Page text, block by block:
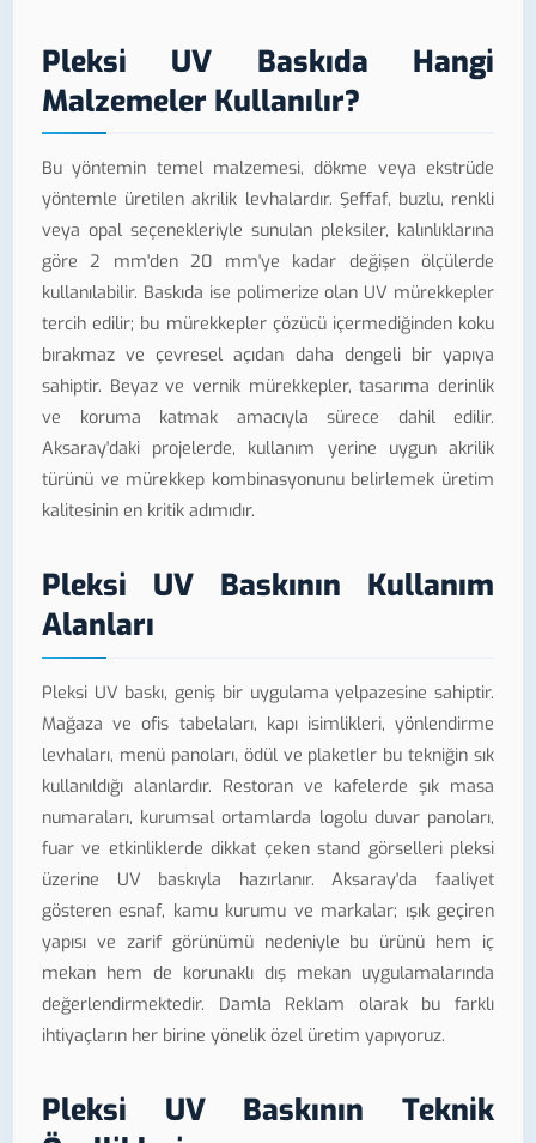
Pleksi UV Baskıda Hangi
Malzemeler Kullanılır?
Bu yöntemin temel malzemesi, dökme veya ekstrüde
yöntemle üretilen akrilik levhalardır. Şeffaf, buzlu, renkli
veya opal seçenekleriyle sunulan pleksiler, kalınlıklarına
göre 2 mm'den 20 mm'ye kadar değişen ölçülerde
kullanılabilir. Baskıda ise polimerize olan UV mürekkepler
tercih edilir; bu mürekkepler çözücü içermediğinden koku
bırakmaz ve çevresel açıdan daha dengeli bir yapıya
sahiptir. Beyaz ve vernik mürekkepler, tasarıma derinlik
ve koruma katmak amacıyla sürece dahil edilir.
Aksaray'daki projelerde, kullanım yerine uygun akrilik
türünü ve mürekkep kombinasyonunu belirlemek üretim
kalitesinin en kritik adımıdır.
Pleksi UV Baskının Kullanım
Alanları
Pleksi UV baskı, geniş bir uygulama yelpazesine sahiptir.
Mağaza ve ofis tabelaları, kapı isimlikleri, yönlendirme
levhaları, menü panoları, ödül ve plaketler bu tekniğin sık
kullanıldığı alanlardır. Restoran ve kafelerde şık masa
numaraları, kurumsal ortamlarda logolu duvar panoları,
fuar ve etkinliklerde dikkat çeken stand görselleri pleksi
üzerine UV baskıyla hazırlanır. Aksaray'da faaliyet
gösteren esnaf, kamu kurumu ve markalar; ışık geçiren
yapısı ve zarif görünümü nedeniyle bu ürünü hem iç
mekan hem de korunaklı dış mekan uygulamalarında
değerlendirmektedir. Damla Reklam olarak bu farklı
ihtiyaçların her birine yönelik özel üretim yapıyoruz.
Pleksi UV Baskının Teknik